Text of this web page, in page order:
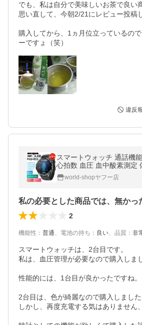
でも、私は自分で美味しいお茶で良い
思い直して、今朝2/21にレビュー投稿
購入してから、1ヵ月位立っているの
ーですょ（笑）
違反
スマートウォッチ 通話機
心拍数 血圧 血中酸素測定
管理 着信通知 運動管理 歩
電 プレゼント
world-shopヤフー店
2
機能性 ： 普通、 電池の持ち ： 良い、 品質 ： 非
スマートウォッチは、2台目です。
私は、血圧管理が必要なので購入しま
性能的には、1台目が良かったですね。
2台目は、色が綺麗なので購入しました
しかし、再度充電する気はありません、